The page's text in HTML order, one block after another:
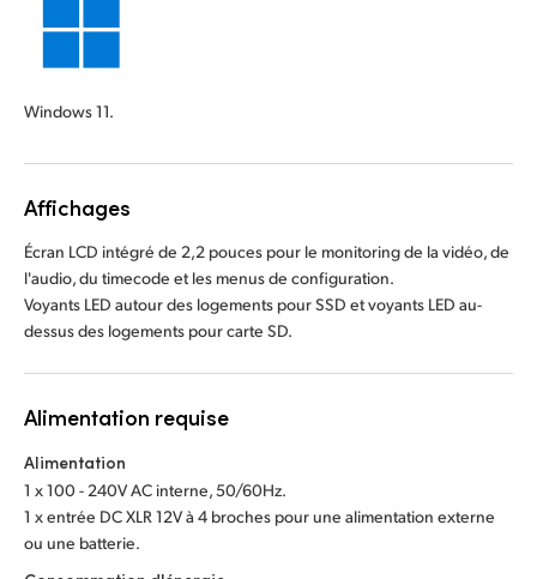
Windows 11.
Affichages
Écran LCD intégré de 2,2 pouces pour le monitoring de la vidéo, de
l'audio, du timecode et les menus de configuration.
Voyants LED autour des logements pour SSD et voyants LED au-
dessus des logements pour carte SD.
Alimentation requise
Alimentation
1 x 100 - 240V AC interne, 50/60Hz.
1 x entrée DC XLR 12V à 4 broches pour une alimentation externe
ou une batterie.